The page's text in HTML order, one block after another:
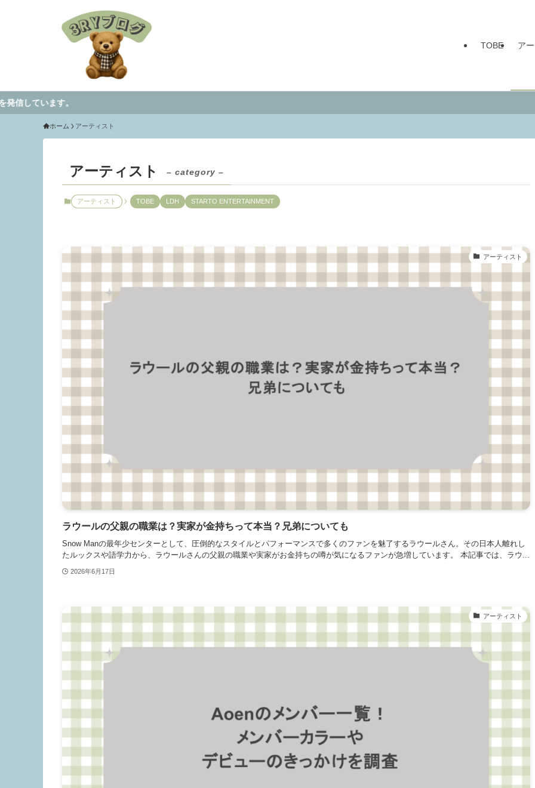
TOBE ア
ホーム アーティスト
アーティスト – category –
アーティスト TOBE LDH STARTO ENTERTAINMENT
アーティスト
ラウールの父親の職業は？実家が金持ちって本当？兄弟についても
Snow Manの最年少センターとして、圧倒的なスタイルとパフォーマンスで多くのファンを魅了するラウールさん。その日本人離れし
たルックスや語学力から、ラウールさんの父親の職業や実家がお金持ちの噂が気になるファンが急増しています。 本記事では、ラウ...
2026年6月17日
アーティスト